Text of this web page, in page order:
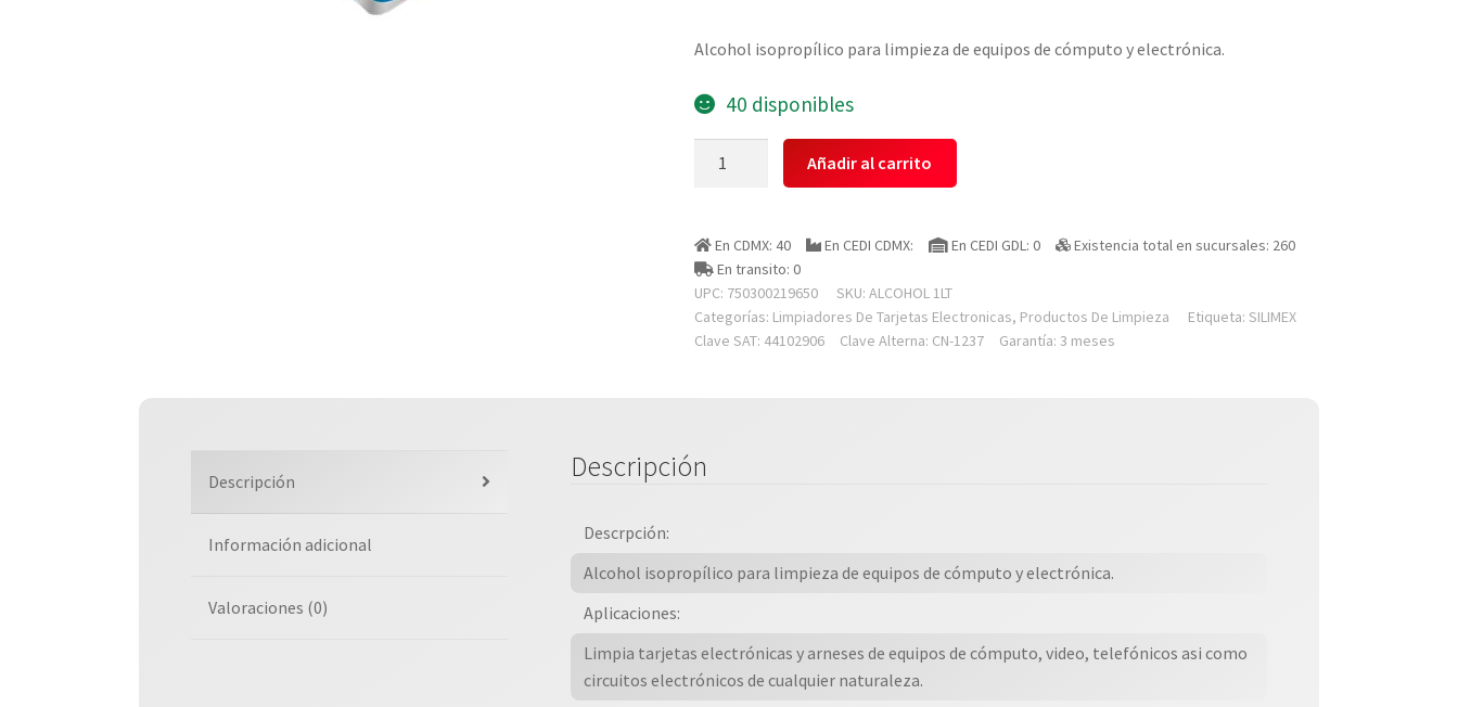
Alcohol isopropílico para limpieza de equipos de cómputo y electrónica.
40 disponibles
Alcohol
Isoprop?
lico
|
|
Electr?
Circuitos
|
99.7%
Añadir al carrito
En CDMX: 40 En CEDI CDMX: En CEDI GDL: 0
Existencia total en sucursales: 260
En transito: 0
UPC: 750300219650
SKU: ALCOHOL 1LT
Categorías: Limpiadores De Tarjetas Electronicas, Productos De Limpieza Etiqueta: SILIMEX
Clave SAT: 44102906
Clave Alterna: CN-1237 Garantía: 3 meses
Descripción
Información adicional
Valoraciones (0)
Descripción
Descrpción:
Alcohol isopropílico para limpieza de equipos de cómputo y electrónica.
Aplicaciones:
Limpia tarjetas electrónicas y arneses de equipos de cómputo, video, telefónicos asi como
circuitos electrónicos de cualquier naturaleza.